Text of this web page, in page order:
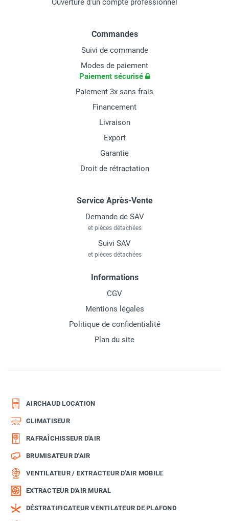
Ouverture d'un compte professionnel
Commandes
Suivi de commande
Modes de paiement
Paiement sécurisé
Paiement 3x sans frais
Financement
Livraison
Export
Garantie
Droit de rétractation
Service Après-Vente
Demande de SAV
et pièces détachées
Suivi SAV
et pièces détachées
Informations
CGV
Mentions légales
Politique de confidentialité
Plan du site
AIRCHAUD LOCATION
CLIMATISEUR
RAFRAÎCHISSEUR D'AIR
BRUMISATEUR D'AIR
VENTILATEUR / EXTRACTEUR D'AIR MOBILE
EXTRACTEUR D'AIR MURAL
DÉSTRATIFICATEUR VENTILATEUR DE PLAFOND